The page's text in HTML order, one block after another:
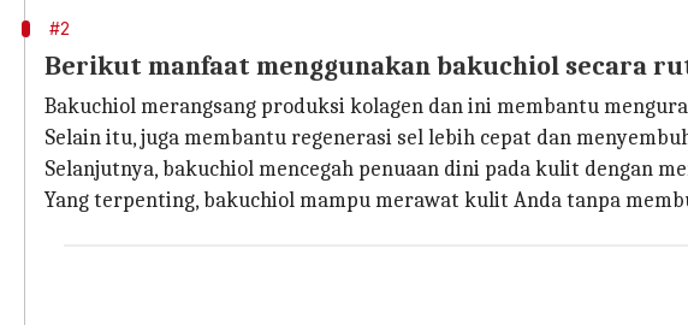
#2
Berikut manfaat menggunakan bakuchiol secara
Bakuchiol merangsang produksi kolagen dan ini membantu
Selain itu, juga membantu regenerasi sel lebih cepat dan
Selanjutnya, bakuchiol mencegah penuaan dini pada kulit dengan
Yang terpenting, bakuchiol mampu merawat kulit Anda tanpa